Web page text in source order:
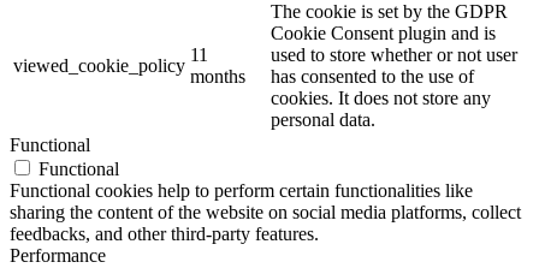
viewed_cookie_policy
11
months
The cookie is set by the GDPR
Cookie Consent plugin and is
used to store whether or not user
has consented to the use of
cookies. It does not store any
personal data.
Functional
Functional
Functional cookies help to perform certain functionalities like
sharing the content of the website on social media platforms, collect
feedbacks, and other third-party features.
Performance